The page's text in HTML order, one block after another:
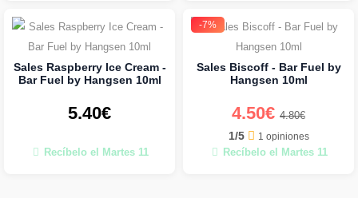
Sales Raspberry Ice Cream -
Bar Fuel by Hangsen 10ml
5.40€
Recíbelo el Martes 11
-7%
Sales Biscoff - Bar Fuel by
Hangsen 10ml
4.50€ 4.80€
1/5 1 opiniones
Recíbelo el Martes 11